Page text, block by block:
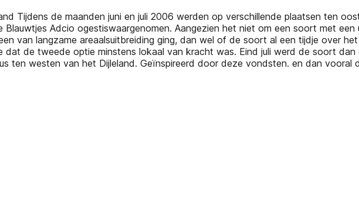
Tijdens de maanden juni en juli 2006 werden op verschillende plaatsen ten
Blauwtjes Adcio ogestiswaargenomen. Aangezien het niet om een soort met
van langzame areaalsuitbreiding ging, dan wel of de soort al een tijdje over
de tweede optie minstens lokaal van kracht was. Eind juli werd de soort
ten westen van het Dijleland. Geïnspireerd door deze vondsten. en dan vooral